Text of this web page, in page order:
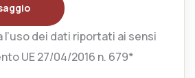
l’uso dei dati riportati ai sensi
UE 27/04/2016 n. 679*